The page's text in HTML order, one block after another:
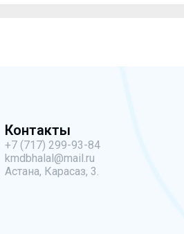
Контакты
+7 (717) 299-93-84
kmdbhalal@mail.ru
Астана, Карасаз, 3.